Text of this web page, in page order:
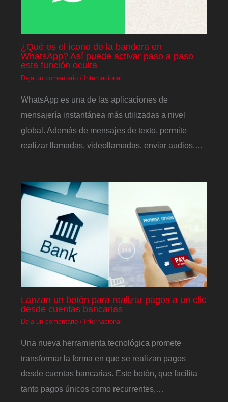
¿Qué es el ícono de la bandera en
WhatsApp? Así puede activar paso a paso
esta función oculta
Deja un comentario / Internacional
WhatsApp es una de las aplicaciones de
mensajería instantánea más utilizadas a nivel
global. Además de mensajes de texto, permite
realizar llamadas, videollamadas, enviar audios,…
Lanzan un botón para realizar pagos a un clic
desde cuentas bancarias
Deja un comentario / Internacional
Una nueva herramienta tecnológica promete
transformar la forma en que se realizan pagos
desde cuentas bancarias. Este botón, que facilita
tanto pagos únicos como recurrentes,…